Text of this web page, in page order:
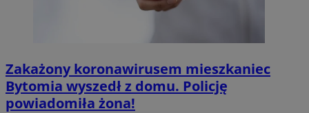
Zakażony koronawirusem mieszkaniec
Bytomia wyszedł z domu. Policję
powiadomiła żona!